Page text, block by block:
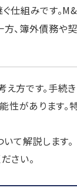
仕組みです。
、簿外債務や
方です。手続
があります。
て解説します。
さい。